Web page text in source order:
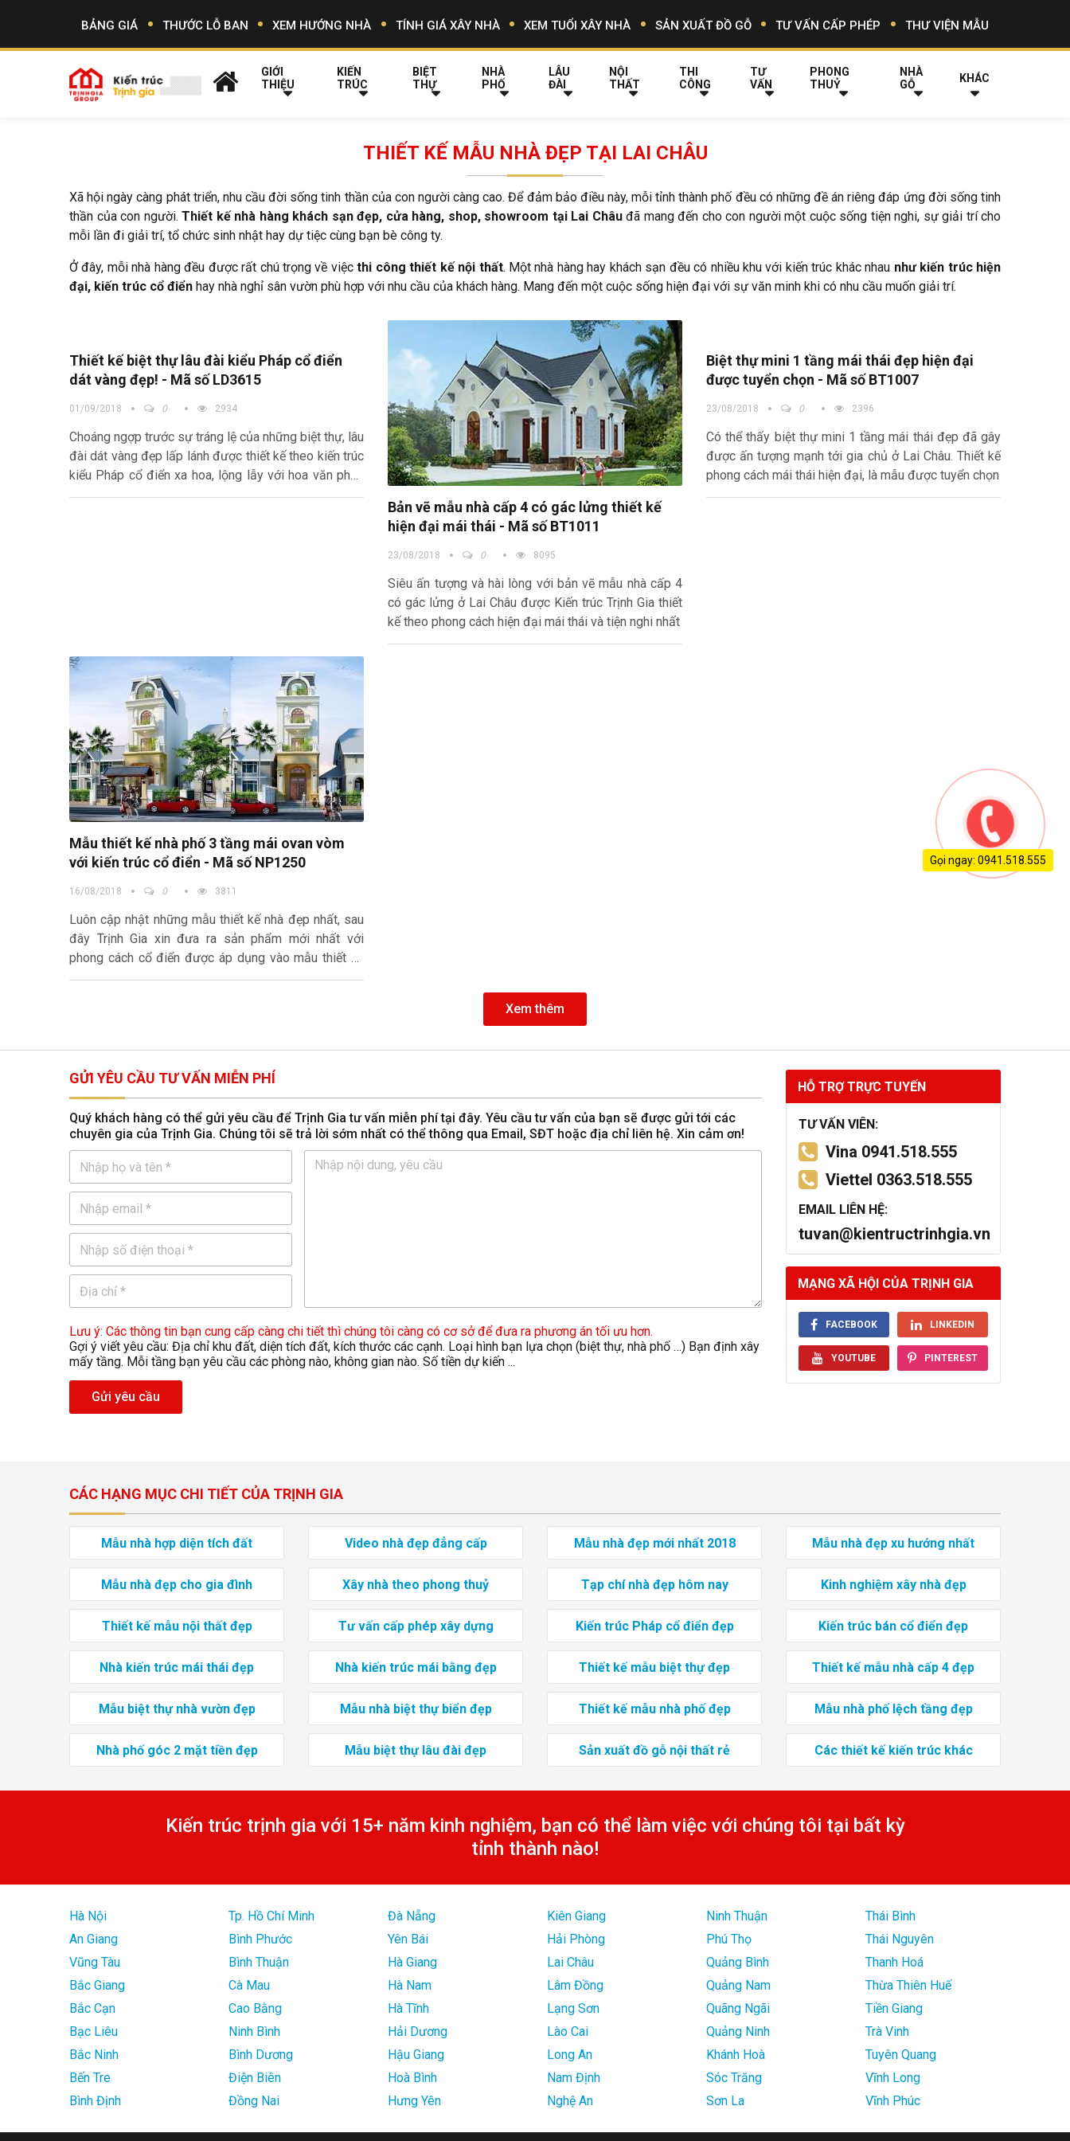
BẢNG GIÁ THƯỚC LỖ BAN XEM HƯỚNG NHÀ TÍNH GIÁ XÂY NHÀ XEM TUỔI XÂY NHÀ SẢN XUẤT ĐỒ GỖ TƯ VẤN CẤP PHÉP THƯ VIỆN MẪU
GIỚI
THIỆU
KIẾN
TRÚC
BIỆT
THỰ
NHÀ
PHỐ
LÂU
ĐÀI
NỘI
THẤT
THI
CÔNG
TƯ
VẤN
PHONG
THUỶ
NHÀ
GỖ
KHÁC
THIẾT KẾ MẪU NHÀ ĐẸP TẠI LAI CHÂU
Xã hội ngày càng phát triển, nhu cầu đời sống tinh thần của con người càng cao. Để đảm bảo điều này, mỗi tỉnh thành phố đều có những đề án riêng đáp ứng đời sống tinh
thần của con người. Thiết kế nhà hàng khách sạn đẹp, cửa hàng, shop, showroom tại Lai Châu đã mang đến cho con người một cuộc sống tiện nghi, sự giải trí cho
mỗi lần đi giải trí, tổ chức sinh nhật hay dự tiệc cùng bạn bè công ty.
Ở đây, mỗi nhà hàng đều được rất chú trọng về việcthi công thiết kế nội thất. Một nhà hàng hay khách sạn đều có nhiều khu với kiến trúc khác nhau như kiến trúc hiện
đại, kiến trúc cổ điển hay nhà nghỉ sân vườn phù hợp với nhu cầu của khách hàng. Mang đến một cuộc sống hiện đại với sự văn minh khi có nhu cầu muốn giải trí.
Thiết kế biệt thự lâu đài kiểu Pháp cổ điển
dát vàng đẹp! - Mã số LD3615
01/09/2018 0 2934
Choáng ngợp trước sự tráng lệ của những biệt thự, lâu
đài dát vàng đẹp lấp lánh được thiết kế theo kiến trúc
kiểu Pháp cổ điển xa hoa, lộng lẫy với hoa văn phào
chỉ chi tiết, tỷ mỉ
Bản vẽ mẫu nhà cấp 4 có gác lửng thiết kế
hiện đại mái thái - Mã số BT1011
23/08/2018 0 8095
Siêu ấn tượng và hài lòng với bản vẽ mẫu nhà cấp 4
có gác lửng ở Lai Châu được Kiến trúc Trịnh Gia thiết
kế theo phong cách hiện đại mái thái và tiện nghi nhất
Biệt thự mini 1 tầng mái thái đẹp hiện đại
được tuyển chọn - Mã số BT1007
23/08/2018 0 2396
Có thể thấy biệt thự mini 1 tầng mái thái đẹp đã gây
được ấn tượng mạnh tới gia chủ ở Lai Châu. Thiết kế
phong cách mái thái hiện đại, là mẫu được tuyển chọn
Mẫu thiết kế nhà phố 3 tầng mái ovan vòm
với kiến trúc cổ điển - Mã số NP1250
16/08/2018 0 3811
Luôn cập nhật những mẫu thiết kế nhà đẹp nhất, sau
đây Trịnh Gia xin đưa ra sản phẩm mới nhất với
phong cách cổ điển được áp dụng vào mẫu thiết kế
nhà phố 3 tầng tân cổ điển đẹp ở Lai Châu
Xem thêm
GỬI YÊU CẦU TƯ VẤN MIỄN PHÍ
Quý khách hàng có thể gửi yêu cầu để Trịnh Gia tư vấn miễn phí tại đây. Yêu cầu tư vấn của bạn sẽ được gửi tới các
chuyên gia của Trịnh Gia. Chúng tôi sẽ trả lời sớm nhất có thể thông qua Email, SĐT hoặc địa chỉ liên hệ. Xin cảm ơn!
Lưu ý: Các thông tin bạn cung cấp càng chi tiết thì chúng tôi càng có cơ sở để đưa ra phương án tối ưu hơn.
Gợi ý viết yêu cầu: Địa chỉ khu đất, diện tích đất, kích thước các cạnh. Loại hình bạn lựa chọn (biệt thự, nhà phố …) Bạn định xây
mấy tầng. Mỗi tầng bạn yêu cầu các phòng nào, không gian nào. Số tiền dự kiến ...
Gửi yêu cầu
HỖ TRỢ TRỰC TUYẾN
TƯ VẤN VIÊN:
Vina 0941.518.555
Viettel 0363.518.555
EMAIL LIÊN HỆ:
tuvan@kientructrinhgia.vn
MẠNG XÃ HỘI CỦA TRỊNH GIA
FACEBOOK LINKEDIN
YOUTUBE PINTEREST
CÁC HẠNG MỤC CHI TIẾT CỦA TRỊNH GIA
Mẫu nhà hợp diện tích đất Video nhà đẹp đẳng cấp Mẫu nhà đẹp mới nhất 2018 Mẫu nhà đẹp xu hướng nhất
Mẫu nhà đẹp cho gia đình Xây nhà theo phong thuỷ Tạp chí nhà đẹp hôm nay Kinh nghiệm xây nhà đẹp
Thiết kế mẫu nội thất đẹp Tư vấn cấp phép xây dựng Kiến trúc Pháp cổ điển đẹp Kiến trúc bán cổ điển đẹp
Nhà kiến trúc mái thái đẹp Nhà kiến trúc mái bằng đẹp Thiết kế mẫu biệt thự đẹp Thiết kế mẫu nhà cấp 4 đẹp
Mẫu biệt thự nhà vườn đẹp Mẫu nhà biệt thự biển đẹp Thiết kế mẫu nhà phố đẹp Mẫu nhà phố lệch tầng đẹp
Nhà phố góc 2 mặt tiền đẹp Mẫu biệt thự lâu đài đẹp Sản xuất đồ gỗ nội thất rẻ Các thiết kế kiến trúc khác
Kiến trúc trịnh gia với 15+ năm kinh nghiệm, bạn có thể làm việc với chúng tôi tại bất kỳ
tỉnh thành nào!
Hà Nội Tp. Hồ Chí Minh Đà Nẵng Kiên Giang Ninh Thuận
Thái Bình
An Giang
Bình Phước Yên Bái Hải Phòng Phú Thọ
Thái Nguyên
Vũng Tàu
Bình Thuận Hà Giang Lai Châu Quảng Bình
Thanh Hoá
Bắc Giang
Cà Mau Hà Nam Lâm Đồng Quảng Nam
Thừa Thiên Huế
Bắc Cạn
Cao Bằng Hà Tĩnh Lạng Sơn Quãng Ngãi
Tiền Giang
Bạc Liêu
Ninh Bình Hải Dương Lào Cai Quảng Ninh
Trà Vinh
Bắc Ninh
Bình Dương Hậu Giang Long An Khánh Hoà
Tuyên Quang
Bến Tre
Điện Biên Hoà Bình Nam Định Sóc Trăng
Vĩnh Long
Bình Định
Đồng Nai Hưng Yên Nghệ An Sơn La Vĩnh Phúc
Gọi ngay: 0941.518.555